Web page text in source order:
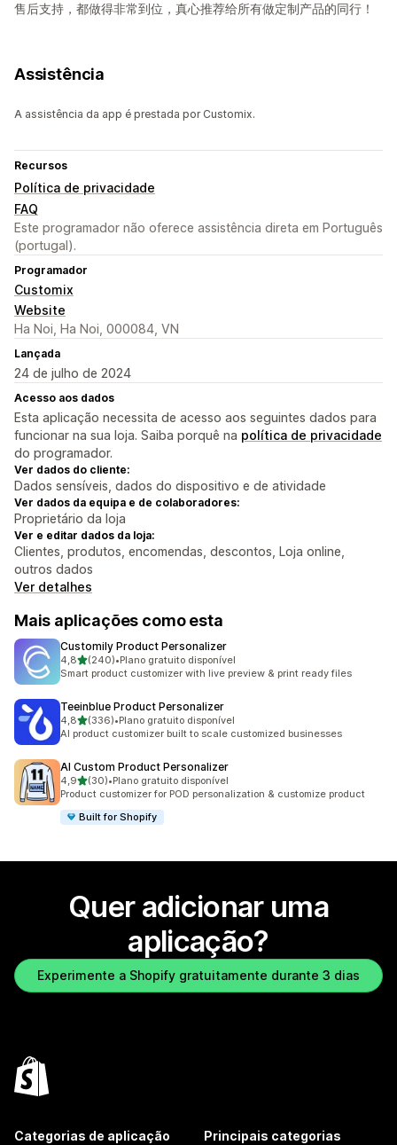
售后支持，都做得非常到位，真心推荐给所有做定制产品的同行！
Assistência
A assistência da app é prestada por Customix.
Recursos
Política de privacidade
FAQ
Este programador não oferece assistência direta em Português
(portugal).
Programador
Customix
Website
Ha Noi, Ha Noi, 000084, VN
Lançada
24 de julho de 2024
Acesso aos dados
Esta aplicação necessita de acesso aos seguintes dados para
funcionar na sua loja. Saiba porquê na política de privacidade
do programador.
Ver dados do cliente:
Dados sensíveis, dados do dispositivo e de atividade
Ver dados da equipa e de colaboradores:
Proprietário da loja
Ver e editar dados da loja:
Clientes, produtos, encomendas, descontos, Loja online,
outros dados
Ver detalhes
Mais aplicações como esta
Customily Product Personalizer
4,8de 5 estrelas
(240)
240 total de avaliações
•Plano gratuito disponível
Smart product customizer with live preview & print ready files
Teeinblue Product Personalizer
4,8de 5 estrelas
(336)
336 total de avaliações
•Plano gratuito disponível
AI product customizer built to scale customized businesses
AI Custom Product Personalizer
4,9de 5 estrelas
(30)
30 total de avaliações
•Plano gratuito disponível
Product customizer for POD personalization & customize product
Built for Shopify
Quer adicionar uma
aplicação?
Experimente a Shopify gratuitamente durante 3 dias
Categorias de aplicação Principais categorias